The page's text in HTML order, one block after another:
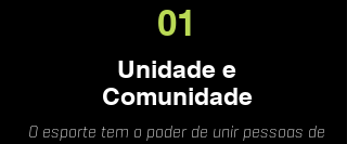
01
Unidade e
Comunidade
O esporte tem o poder de unir pessoas de